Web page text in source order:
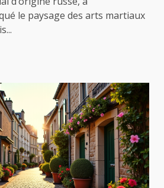
le paysage des arts martiaux